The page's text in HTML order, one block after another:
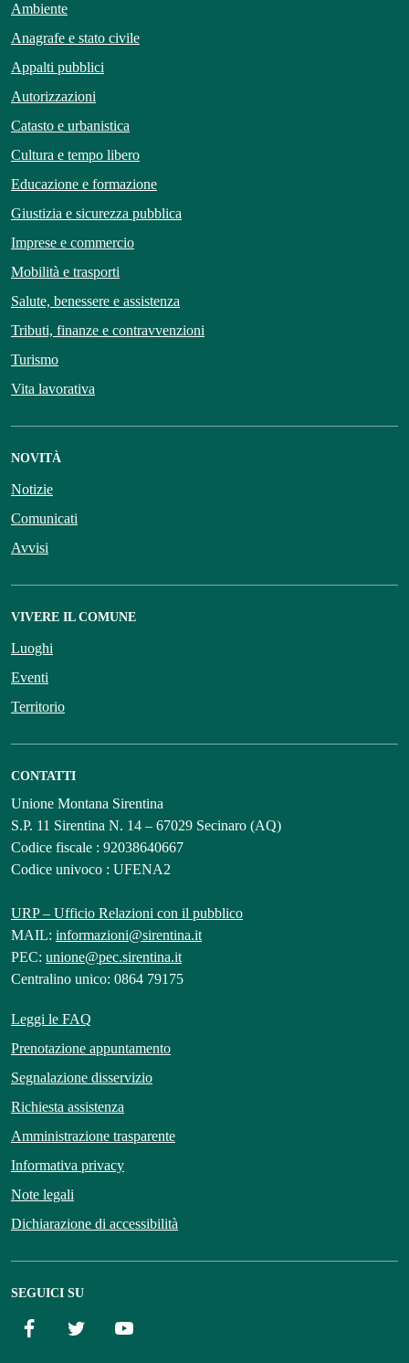
Ambiente
Anagrafe e stato civile
Appalti pubblici
Autorizzazioni
Catasto e urbanistica
Cultura e tempo libero
Educazione e formazione
Giustizia e sicurezza pubblica
Imprese e commercio
Mobilità e trasporti
Salute, benessere e assistenza
Tributi, finanze e contravvenzioni
Turismo
Vita lavorativa
NOVITÀ
Notizie
Comunicati
Avvisi
VIVERE IL COMUNE
Luoghi
Eventi
Territorio
CONTATTI
Unione Montana Sirentina
S.P. 11 Sirentina N. 14 – 67029 Secinaro (AQ)
Codice fiscale : 92038640667
Codice univoco : UFENA2
URP – Ufficio Relazioni con il pubblico
MAIL: informazioni@sirentina.it
PEC: unione@pec.sirentina.it
Centralino unico: 0864 79175
Leggi le FAQ
Prenotazione appuntamento
Segnalazione disservizio
Richiesta assistenza
Amministrazione trasparente
Informativa privacy
Note legali
Dichiarazione di accessibilità
SEGUICI SU
Facebook Twitter